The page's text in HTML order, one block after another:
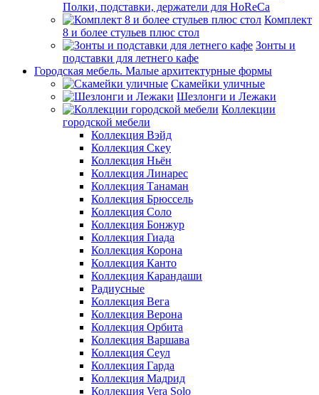
Полки, подставки, держатели для HoReCa
Комплект
8 и более стульев плюс стол
Зонты и
подставки для летнего кафе
Городская мебель. Малые архитектурные формы
Скамейки уличные
Шезлонги и Лежаки
Коллекции
городской мебели
Коллекция Вэйд
Коллекция Скеу
Коллекция Ньён
Коллекция Линарес
Коллекция Танаман
Коллекция Брюссель
Коллекция Соло
Коллекция Бонжур
Коллекция Гиада
Коллекция Корона
Коллекция Канто
Коллекция Карандаши
Радиусные
Коллекция Вега
Коллекция Верона
Коллекция Орбита
Коллекция Варшава
Коллекция Сеул
Коллекция Гарда
Коллекция Мадрид
Коллекция Vera Solo